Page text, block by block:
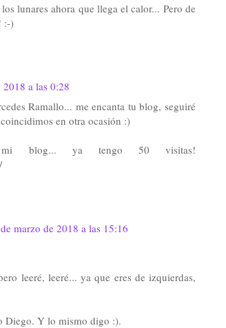
lunares ahora que llega el calor... Pero de
:-)
a las 0:28
Ramallo... me encanta tu blog, seguiré
en otra ocasión :)
blog... ya tengo 50 visitas!
marzo de 2018 a las 15:16
leeré, leeré... ya que eres de izquierdas,
Diego. Y lo mismo digo :).